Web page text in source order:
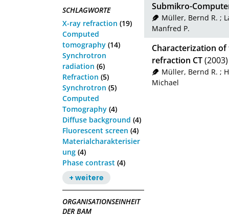
SCHLAGWORTE
X-ray refraction (19)
Computed
tomography (14)
Synchrotron
radiation (6)
Refraction (5)
Synchrotron (5)
Computed
Tomography (4)
Diffuse background (4)
Fluorescent screen (4)
Materialcharakterisier
ung (4)
Phase contrast (4)
+ weitere
ORGANISATIONSEINHEIT
DER BAM
Submikro-
Müller, Bernd R. ;
Manfred P.
Characterization
refraction CT(2003)
Müller, Bernd R. ;
Michael